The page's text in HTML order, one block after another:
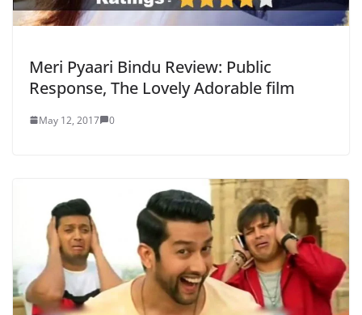
Meri Pyaari Bindu Review: Public
Response, The Lovely Adorable film
May 12, 2017 0